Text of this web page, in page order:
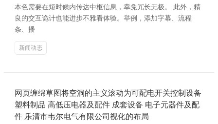
本色需要在短时候内传达中枢信息，幸免冗长无极。 此外，精
良的交互诡计也能进步不雅看体验。举例，添加字幕、流程
条、播
新闻动态
网页缠绵草图将空洞的主义滚动为可配电开关控制设备
塑料制品 高低压电器及配件 成套设备 电子元器件及配
件 乐清市韦尔电气有限公司视化的布局